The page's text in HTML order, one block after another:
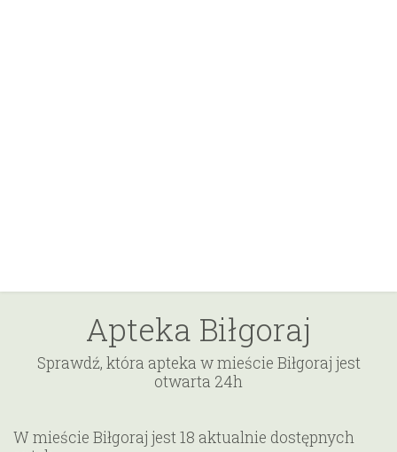
Apteka Biłgoraj
Sprawdź, która apteka w mieście Biłgoraj jest
otwarta 24h
W mieście Biłgoraj jest 18 aktualnie dostępnych